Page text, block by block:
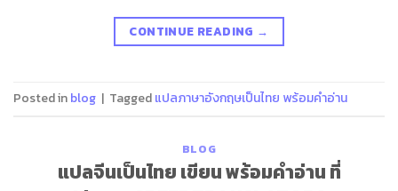
CONTINUE READING →
Posted inblog | Taggedแปลภาษาอังกฤษเป็นไทย พร้อมคําอ่าน
BLOG
แปลจีนเป็นไทย เขียน พร้อมคําอ่าน ที่